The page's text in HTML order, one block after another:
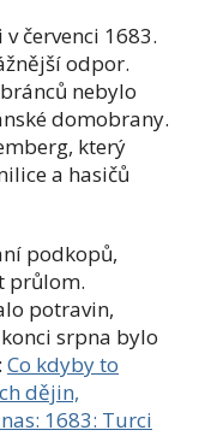
červenci 1683.
odpor.
nebylo
domobrany.
který
a hasičů
podkopů,
průlom.
potravin,
srpna bylo
Co kdyby to
dějin,
1683: Turci